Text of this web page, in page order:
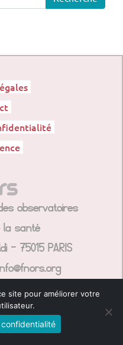
observatoires
la santé
– 75015 PARIS
site pour améliorer votre